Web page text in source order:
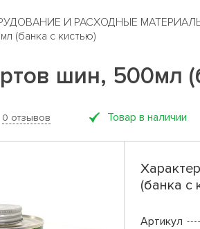
И РАСХОДНЫЕ
(банка с кистью)
шин, 500мл
0 отзывов Товар в наличии
(банка с
Артикул